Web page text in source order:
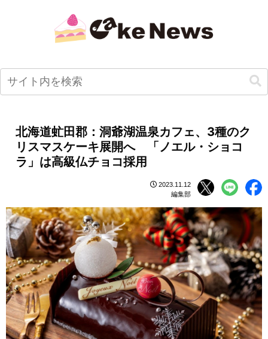
北海道虻田郡：洞爺湖温泉カフェ、3種のク
リスマスケーキ展開へ 「ノエル・ショコ
ラ」は高級仏チョコ採用
2023.11.12
編集部